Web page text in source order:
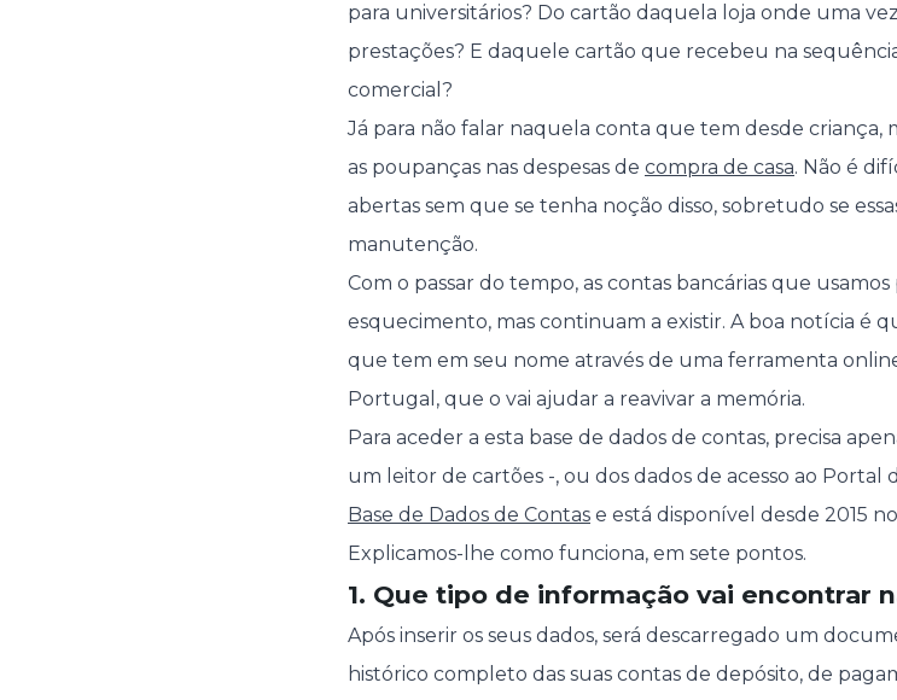
para universitários? Do cartão daquela loja onde uma
prestações? E daquele cartão que recebeu na
comercial?
Já para não falar naquela conta que tem desde criança,
as poupanças nas despesas de compra de casa. Não é
abertas sem que se tenha noção disso, sobretudo se
manutenção.
Com o passar do tempo, as contas bancárias que
esquecimento, mas continuam a existir. A boa notícia é
que tem em seu nome através de uma ferramenta
Portugal, que o vai ajudar a reavivar a memória.
Para aceder a esta base de dados de contas, precisa
um leitor de cartões -, ou dos dados de acesso ao Portal
Base de Dados de Contas e está disponível desde 2015
Explicamos-lhe como funciona, em sete pontos.
1. Que tipo de informação vai encontrar
Após inserir os seus dados, será descarregado um
histórico completo das suas contas de depósito, de